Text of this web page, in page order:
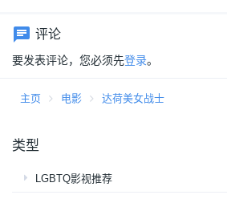
评论
要发表评论，您必须先登录。
主页 电影 达荷美女战士
类型
LGBTQ影视推荐